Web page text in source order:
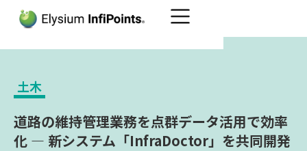
Home 首都高技術株式会社
土木
道路の維持管理業務を点群データ活用で効率
化 — 新システム「InfraDoctor」を共同開発